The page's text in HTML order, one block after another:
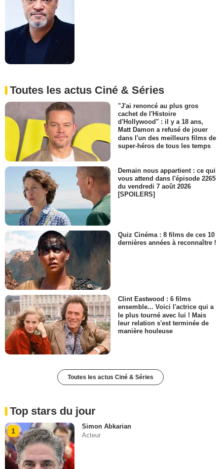
Toutes les actus Ciné & Séries
"J'ai renoncé au plus gros
cachet de l'Histoire
d'Hollywood" : il y a 18 ans,
Matt Damon a refusé de jouer
dans l'un des meilleurs films de
super-héros de tous les temps
Demain nous appartient : ce qui
vous attend dans l'épisode 2265
du vendredi 7 août 2026
[SPOILERS]
Quiz Cinéma : 8 films de ces 10
dernières années à reconnaître !
Clint Eastwood : 6 films
ensemble... Voici l'actrice qui a
le plus tourné avec lui ! Mais
leur relation s'est terminée de
manière houleuse
Toutes les actus Ciné & Séries
Top stars du jour
1
Simon Abkarian
Acteur